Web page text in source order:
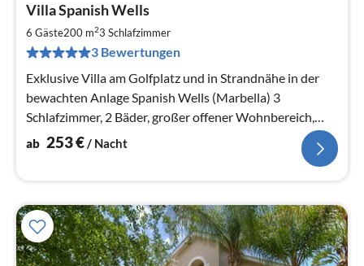
Villa Spanish Wells
6 Gäste200 m23 Schlafzimmer
3 Bewertungen
Exklusive Villa am Golfplatz und in Strandnähe in der
bewachten Anlage Spanish Wells (Marbella) 3
Schlafzimmer, 2 Bäder, großer offener Wohnbereich,
privater Pool
ab 253€/ Nacht